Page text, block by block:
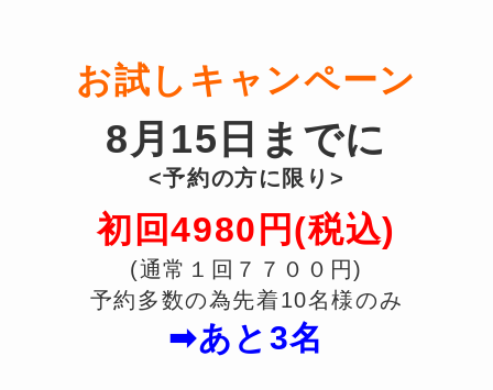
お試しキャンペーン
8月15日までに
<予約の方に限り>
初回4980円(税込)
(通常１回７７００円)
予約多数の為先着10名様のみ
➡あと3名